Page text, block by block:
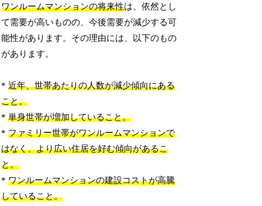
ワンルームマンションの将来性は、依然とし
て需要が高いものの、今後需要が減少する可
能性があります。その理由には、以下のもの
があります。
*近年、世帯あたりの人数が減少傾向にある
こと。
*単身世帯が増加していること。
*ファミリー世帯がワンルームマンションで
はなく、より広い住居を好む傾向があるこ
と。
*ワンルームマンションの建設コストが高騰
していること。